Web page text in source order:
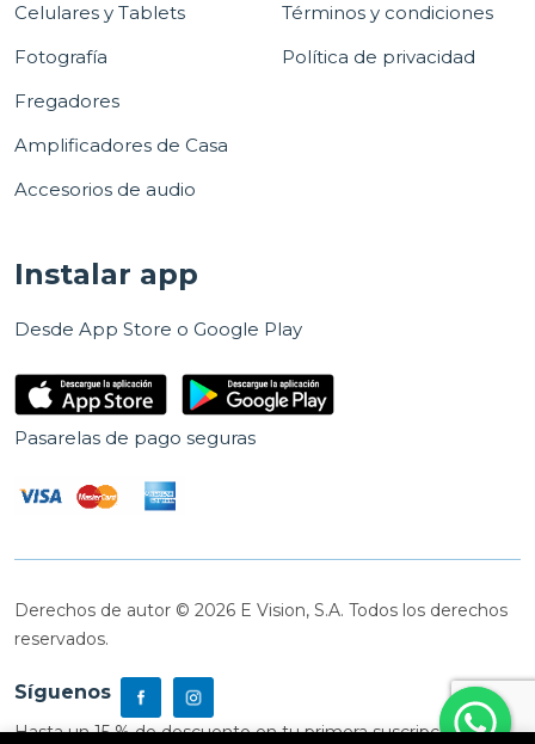
Celulares y Tablets
Fotografía
Fregadores
Amplificadores de Casa
Accesorios de audio
Términos y condiciones
Política de privacidad
Instalar app
Desde App Store o Google Play
Pasarelas de pago seguras
Derechos de autor © 2026 E Vision, S.A. Todos los derechos
reservados.
Síguenos
Hasta un 15 % de descuento en tu primera suscripción